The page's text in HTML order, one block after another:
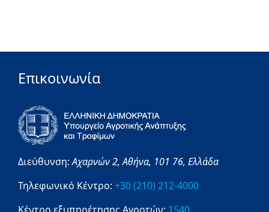
Επικοινωνία
Διεύθυνση:Αχαρνών 2,Αθήνα, 101 76, Ελλάδα
Τηλεφωνικό Κέντρο: +30 (210) 212-4000